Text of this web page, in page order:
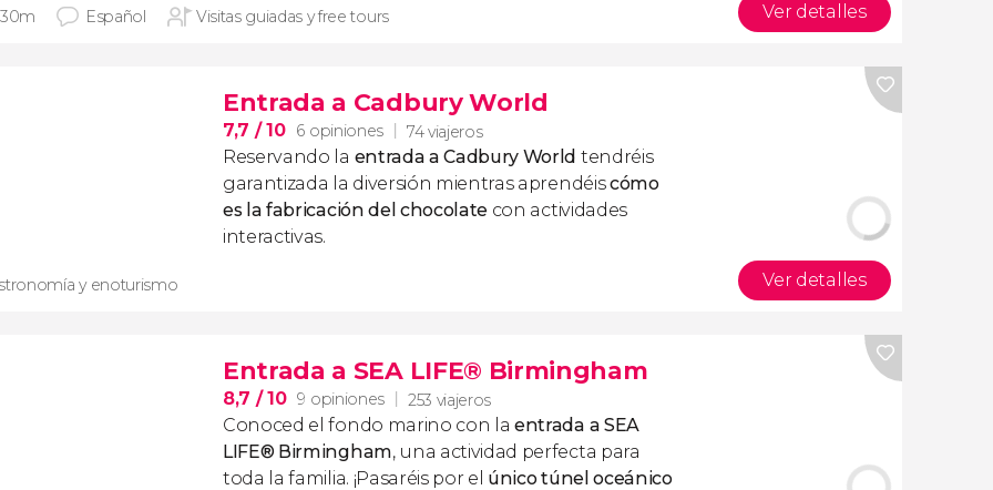
Español Visitas guiadas y free tours Ver detalles
Entrada a Cadbury World
7,7 / 10 6 opiniones 74 viajeros
Reservando la entrada a Cadbury World tendréis
garantizada la diversión mientras aprendéiscómo
es la fabricación del chocolate con actividades
interactivas.
y enoturismo Ver detalles
Entrada a SEA LIFE® Birmingham
8,7 / 10 9 opiniones 253 viajeros
Conoced el fondo marino con laentrada a SEA
LIFE® Birmingham, una actividad perfecta para
toda la familia. ¡Pasaréis por el único túnel oceánico